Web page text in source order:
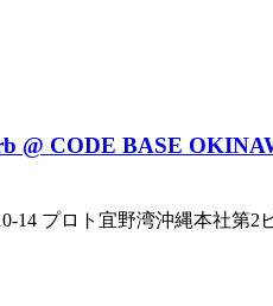
@ CODE BASE
14 プロト宜野湾沖縄本社第2